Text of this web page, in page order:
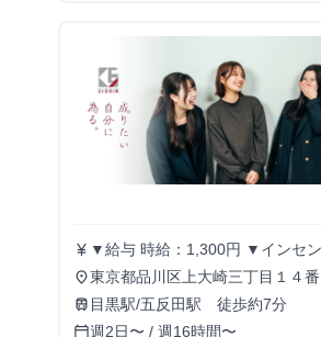
currency_yen ▼給与 時給：1,300円 ▼インセンティブ制度 インセンティブ制度あり。 1件の商談実施につき、500
円のインセンティブを支給しま
発生する仕組みです。 ▼こんな方にピッタリ！ ・学生のうちからガッツリ稼ぎたい！ ・成果に見合
った給料が欲しい！ ・成長意欲
place東京都品川区上大崎三丁目１４
train 目黒駅/五反田駅 徒歩約7分
calendar_today週2日〜 / 週16時間〜